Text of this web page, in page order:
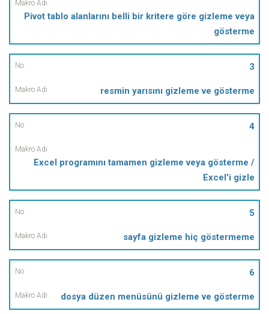
Pivot tablo alanlarını belli bir kritere göre gizleme veya
gösterme
3
resmin yarısını gizleme ve gösterme
4
Excel programını tamamen gizleme veya gösterme /
Excel'i gizle
5
sayfa gizleme hiç göstermeme
6
dosya düzen menüsünü gizleme ve gösterme